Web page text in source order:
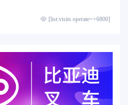
[list:visits operate=+6800]